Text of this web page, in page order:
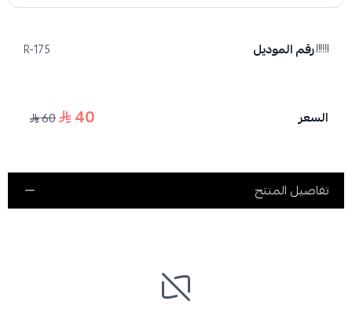
رقم الموديل R-175
السعر 40
60
تفاصيل المنتج